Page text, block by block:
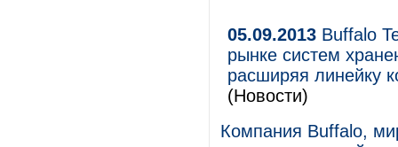
05.09.2013 Buffalo
рынке систем
расширяя линейку
(Новости)
Компания Buffalo,